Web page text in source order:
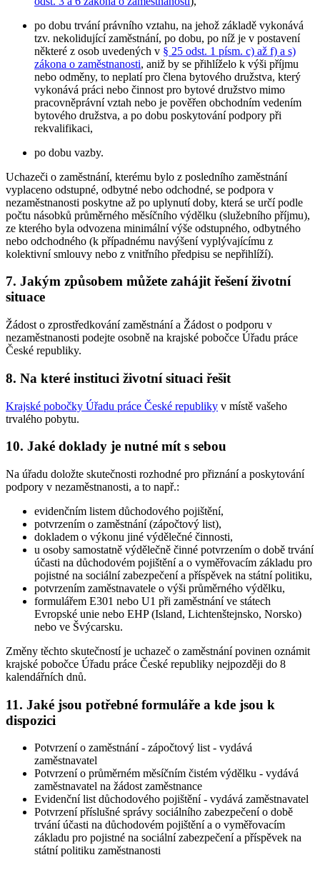
po dobu trvání právního vztahu, na jehož základě vykonává
tzv. nekolidující zaměstnání, po dobu, po níž je v postavení
některé z osob uvedených v § 25 odst. 1 písm. c) až f) a s)
zákona o zaměstnanosti, aniž by se přihlíželo k výši příjmu
nebo odměny, to neplatí pro člena bytového družstva, který
vykonává práci nebo činnost pro bytové družstvo mimo
pracovněprávní vztah nebo je pověřen obchodním vedením
bytového družstva, a po dobu poskytování podpory při
rekvalifikaci,
po dobu vazby.
Uchazeči o zaměstnání, kterému bylo z posledního zaměstnání
vyplaceno odstupné, odbytné nebo odchodné, se podpora v
nezaměstnanosti poskytne až po uplynutí doby, která se určí podle
počtu násobků průměrného měsíčního výdělku (služebního příjmu),
ze kterého byla odvozena minimální výše odstupného, odbytného
nebo odchodného (k případnému navýšení vyplývajícímu z
kolektivní smlouvy nebo z vnitřního předpisu se nepřihlíží).
7. Jakým způsobem můžete zahájit řešení životní
situace
Žádost o zprostředkování zaměstnání a Žádost o podporu v
nezaměstnanosti podejte osobně na krajské pobočce Úřadu práce
České republiky.
8. Na které instituci životní situaci řešit
Krajské pobočky Úřadu práce České republiky v místě vašeho
trvalého pobytu.
10. Jaké doklady je nutné mít s sebou
Na úřadu doložte skutečnosti rozhodné pro přiznání a poskytování
podpory v nezaměstnanosti, a to např.:
evidenčním listem důchodového pojištění,
potvrzením o zaměstnání (zápočtový list),
dokladem o výkonu jiné výdělečné činnosti,
u osoby samostatně výdělečně činné potvrzením o době trvání
účasti na důchodovém pojištění a o vyměřovacím základu pro
pojistné na sociální zabezpečení a příspěvek na státní politiku,
potvrzením zaměstnavatele o výši průměrného výdělku,
formulářem E301 nebo U1 při zaměstnání ve státech
Evropské unie nebo EHP (Island, Lichtenštejnsko, Norsko)
nebo ve Švýcarsku.
Změny těchto skutečností je uchazeč o zaměstnání povinen oznámit
krajské pobočce Úřadu práce České republiky nejpozději do 8
kalendářních dnů.
11. Jaké jsou potřebné formuláře a kde jsou k
dispozici
Potvrzení o zaměstnání - zápočtový list - vydává
zaměstnavatel
Potvrzení o průměrném měsíčním čistém výdělku - vydává
zaměstnavatel na žádost zaměstnance
Evidenční list důchodového pojištění - vydává zaměstnavatel
Potvrzení příslušné správy sociálního zabezpečení o době
trvání účasti na důchodovém pojištění a o vyměřovacím
základu pro pojistné na sociální zabezpečení a příspěvek na
státní politiku zaměstnanosti